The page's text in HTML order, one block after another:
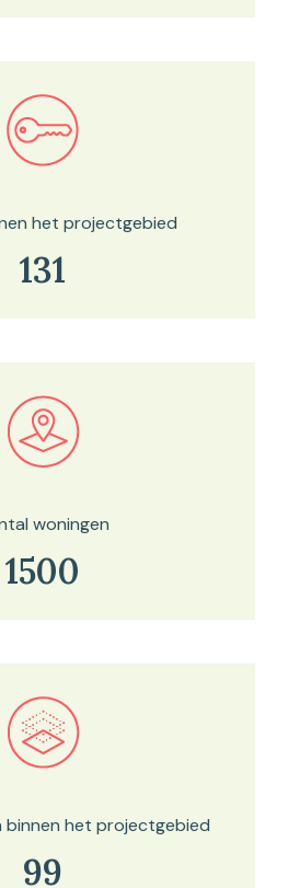
onze kaartviewer
het projectgebied
131
onze kaartviewer
woningen
1500
onze kaartviewer
binnen het projectgebied
99